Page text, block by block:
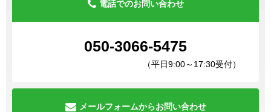
電話でのお問い合わせ
050-3066-5475
（平日9:00～17:30受付）
メールフォームからお問い合わせ